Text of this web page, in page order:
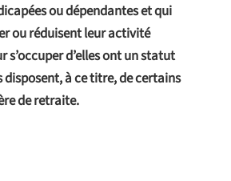
ou dépendantes et qui
ou réduisent leur activité
s’occuper d’elles ont un statut
à ce titre, de certains
de retraite.